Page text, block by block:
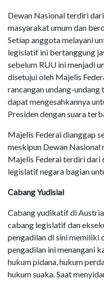
Dewan Nasional terdiri
masyarakat umum dan
Setiap anggota melayani
legislatif ini bertanggung
sebelum RUU ini menjadi
disetujui oleh Majelis
rancangan undang-
dapat mengesahkannya
Presiden dengan suara
Majelis Federal dianggap
meskipun Dewan Nasional
Majelis Federal terdiri dari
legislatif negara bagian
Cabang Yudisial
Cabang yudikatif di
cabang legislatif dan
pengadilan di sini memiliki
pengadilan ini menangani
hukum pidana, hukum
hukum suaka. Saat